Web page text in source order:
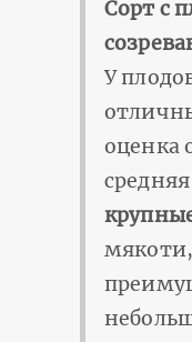
Сорт с
У
оценка